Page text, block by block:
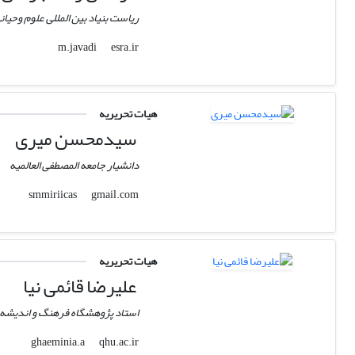
ریاست بنیاد بین المللی علوم
m.javadi
esra.ir
هیات تحریریه
سیدمحسن میری
دانشیار جامعه المصطفی العالمیه
smmiriicas
gmail.com
هیات تحریریه
علیرضا قائمی نیا
استاد پژوهشگاه فرهنگ و
ghaeminia.a
qhu.ac.ir